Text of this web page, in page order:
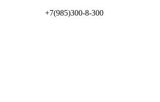
+7(985)300-8-300